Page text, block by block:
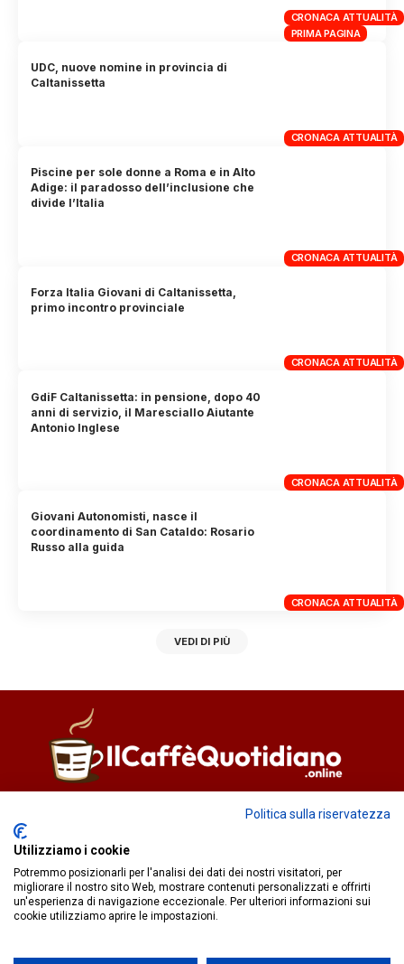
CRONACA ATTUALITÀ
PRIMA PAGINA
CRONACA ATTUALITÀ
UDC, nuove nomine in provincia di
Caltanissetta
CRONACA ATTUALITÀ
Piscine per sole donne a Roma e in Alto
Adige: il paradosso dell’inclusione che
divide l’Italia
CRONACA ATTUALITÀ
Forza Italia Giovani di Caltanissetta,
primo incontro provinciale
CRONACA ATTUALITÀ
GdiF Caltanissetta: in pensione, dopo 40
anni di servizio, il Maresciallo Aiutante
Antonio Inglese
CRONACA ATTUALITÀ
Giovani Autonomisti, nasce il
coordinamento di San Cataldo: Rosario
Russo alla guida
VEDI DI PIÙ
Fiorella Falci
redazione@ilcaffequotidiano.online
C.F. 92076900858
Chi siamo
Privacy & Cookie Policy
Politica sulla riservatezza
Utilizziamo i cookie
Potremmo posizionarli per l'analisi dei dati dei nostri visitatori, per
migliorare il nostro sito Web, mostrare contenuti personalizzati e offrirti
un'esperienza di navigazione eccezionale. Per ulteriori informazioni sui
cookie utilizziamo aprire le impostazioni.